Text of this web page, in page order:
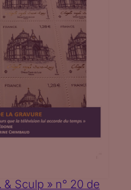
& Sculp » n° 20 de